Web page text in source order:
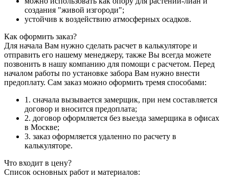
создания "живой изгороди";
устойчив к воздействию атмосферных осадков.
Как оформить заказ?
Для начала Вам нужно сделать расчет в калькуляторе и
отправить его нашему менеджеру, также Вы всегда можете
позвонить в нашу компанию для помощи с расчетом. Перед
началом работы по установке забора Вам нужно внести
предоплату. Сам заказ можно оформить тремя способами:
1. сначала вызывается замерщик, при нем составляется
договор и вносится предоплата;
2. договор оформляется без выезда замерщика в офисах
в Москве;
3. заказ оформляется удаленно по расчету в
калькуляторе.
Что входит в цену?
Список основных работ и материалов: